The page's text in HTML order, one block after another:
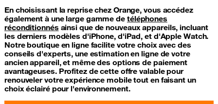
En choisissant la reprise chez Orange, vous accédez
également à une large gamme de téléphones
réconditionnés ainsi que de nouveaux appareils, incluant
les derniers modèles d'iPhone, d'iPad, et d'Apple Watch.
Notre boutique en ligne facilite votre choix avec des
conseils d'experts, une estimation en ligne de votre
ancien appareil, et même des options de paiement
avantageuses. Profitez de cette offre valable pour
renouveler votre expérience mobile tout en faisant un
choix éclairé pour l'environnement.